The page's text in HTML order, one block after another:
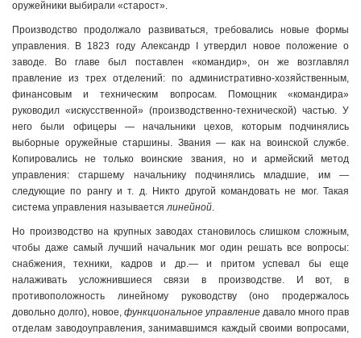
оружейники выбирали «старост».
Производство продолжало развиваться, требовались новые формы
управления. В 1823 году Александр I утвердил новое положение о
заводе. Во главе был поставлен «командир», он же возглавлял
правление из трех отделений: по административно-хозяйственным,
финансовым и техническим вопросам. Помощник «командира»
руководил «искусственной» (производственно-технической) частью. У
него были офицеры — начальники цехов, которым подчинялись
выборные оружейные старшины. Звания — как на воинской службе.
Копировались не только воинские звания, но и армейский метод
управления: старшему начальнику подчинялись младшие, им —
следующие по рангу и т. д. Никто другой командовать не мог. Такая
система управления называетсялинейной.
Но производство на крупных заводах становилось слишком сложным,
чтобы даже самый лучший начальник мог один решать все вопросы:
снабжения, техники, кадров и др.— и притом успевал бы еще
налаживать усложнившиеся связи в производстве. И вот, в
противоположность линейному руководству (оно продержалось
довольно долго), новое, функциональное управление давало много прав
отделам заводоуправления, занимавшимся каждый своими вопросами,